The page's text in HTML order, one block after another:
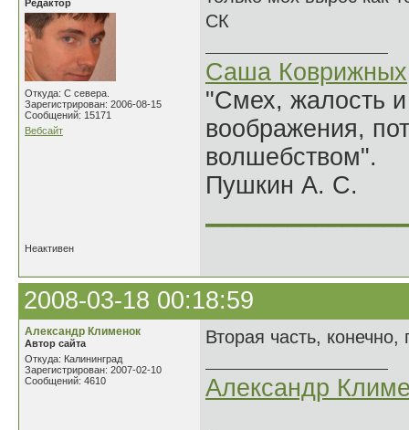
Редактор
Откуда: С севера.
Зарегистрирован: 2006-08-15
Сообщений: 15171
Вебсайт
СК
Саша Коврижных
"Смех, жалость
воображения,
волшебством".
Пушкин А. С.
Неактивен
2008-03-18 00:18:59
Александр Клименок
Автор сайта
Откуда: Калининград
Зарегистрирован: 2007-02-10
Сообщений: 4610
Вторая часть, конечно,
Александр